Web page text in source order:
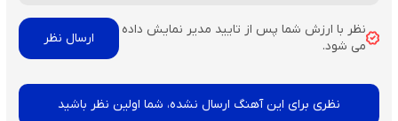
نظر با ارزش شما پس از تایید مدیر نمایش داده
می شود.
نظری برای این آهنگ ارسال نشده، شما اولین نظر باشید